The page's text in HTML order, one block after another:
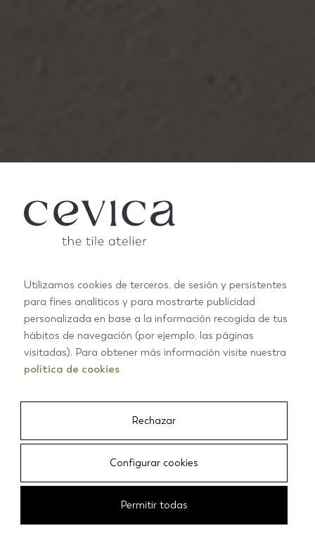
ABOUT US
The tile atelier
Utilizamos cookies de terceros, de sesión y persistentes
para fines analíticos y para mostrarte publicidad
personalizada en base a la información recogida de tus
hábitos de navegación (por ejemplo, las páginas
visitadas). Para obtener más información visite nuestra
política de cookies
Rechazar
Configurar cookies
Permitir todas